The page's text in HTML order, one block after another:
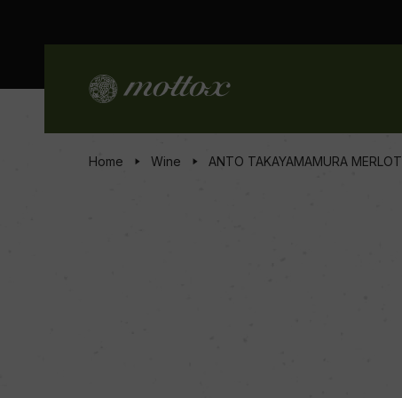
Home Wine ANTO TAKAYAMAMURA MERLOT